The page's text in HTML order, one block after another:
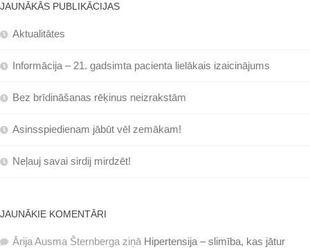
JAUNĀKĀS PUBLIKĀCIJAS
Aktualitātes
Informācija – 21. gadsimta pacienta lielākais izaicinājums
Bez brīdināšanas rēķinus neizrakstām
Asinsspiedienam jābūt vēl zemākam!
Neļauj savai sirdij mirdzēt!
JAUNĀKIE KOMENTĀRI
Ārija Ausma Šternberga ziņā Hipertensija – slimība, kas jātur